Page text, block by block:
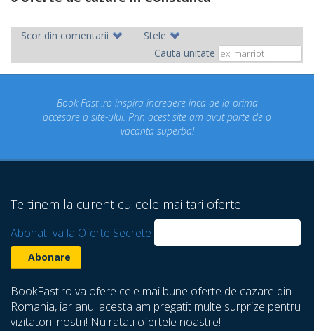
Scor din comentarii
Stele
Cauta unitate
Fast .ro inspira incredere inca de la prima
a site-ului. Prin acest site am avut parte de o
vacanta superba!
Te tinem la curent cu cele mai tari oferte
Abonati-va la Oferte Secrete
BookFast.ro va ofere cele mai bune oferte de cazare din
Romania, iar anul acesta am pregatit multe surprize pentru
vizitatorii nostri! Nu ratati ofertele noastre!